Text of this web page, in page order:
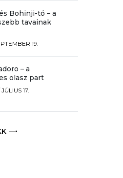
Bohinji-tó – a
tavainak
19.
– a
olasz part
JÚLIUS 17.